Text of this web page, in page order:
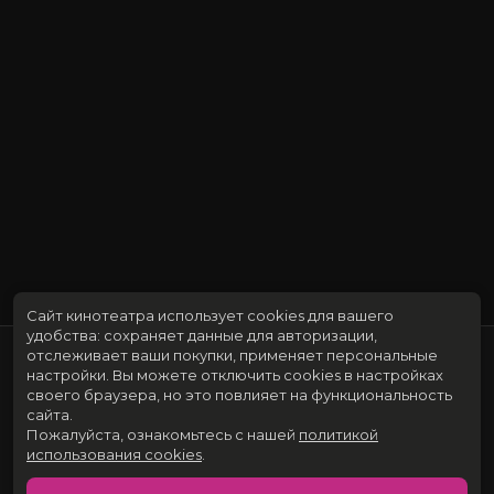
Сайт кинотеатра использует cookies для вашего
удобства: сохраняет данные для авторизации,
отслеживает ваши покупки, применяет персональные
настройки. Вы можете отключить cookies в настройках
своего браузера, но это повлияет на функциональность
сайта.
Пожалуйста, ознакомьтесь с нашей политикой
использования cookies